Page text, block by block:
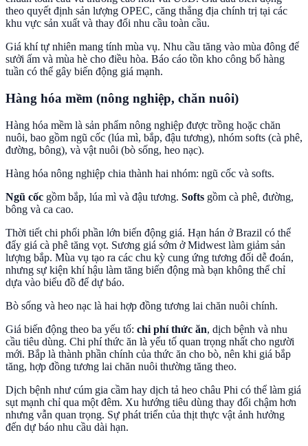
theo quyết định sản lượng OPEC, căng thẳng địa chính trị tại các
khu vực sản xuất và thay đổi nhu cầu toàn cầu.
Giá khí tự nhiên mang tính mùa vụ. Nhu cầu tăng vào mùa đông để
sưởi ấm và mùa hè cho điều hòa. Báo cáo tồn kho công bố hàng
tuần có thể gây biến động giá mạnh.
Hàng hóa mềm (nông nghiệp, chăn nuôi)
Hàng hóa mềm là sản phẩm nông nghiệp được trồng hoặc chăn
nuôi, bao gồm ngũ cốc (lúa mì, bắp, đậu tương), nhóm softs (cà phê,
đường, bông), và vật nuôi (bò sống, heo nạc).
Hàng hóa nông nghiệp chia thành hai nhóm: ngũ cốc và softs.
Ngũ cốc gồm bắp, lúa mì và đậu tương. Softs gồm cà phê, đường,
bông và ca cao.
Thời tiết chi phối phần lớn biến động giá. Hạn hán ở Brazil có thể
đẩy giá cà phê tăng vọt. Sương giá sớm ở Midwest làm giảm sản
lượng bắp. Mùa vụ tạo ra các chu kỳ cung ứng tương đối dễ đoán,
nhưng sự kiện khí hậu làm tăng biến động mà bạn không thể chỉ
dựa vào biểu đồ để dự báo.
Bò sống và heo nạc là hai hợp đồng tương lai chăn nuôi chính.
Giá biến động theo ba yếu tố: chi phí thức ăn, dịch bệnh và nhu
cầu tiêu dùng. Chi phí thức ăn là yếu tố quan trọng nhất cho người
mới. Bắp là thành phần chính của thức ăn cho bò, nên khi giá bắp
tăng, hợp đồng tương lai chăn nuôi thường tăng theo.
Dịch bệnh như cúm gia cầm hay dịch tả heo châu Phi có thể làm giá
sụt mạnh chỉ qua một đêm. Xu hướng tiêu dùng thay đổi chậm hơn
nhưng vẫn quan trọng. Sự phát triển của thịt thực vật ảnh hưởng
đến dự báo nhu cầu dài hạn.